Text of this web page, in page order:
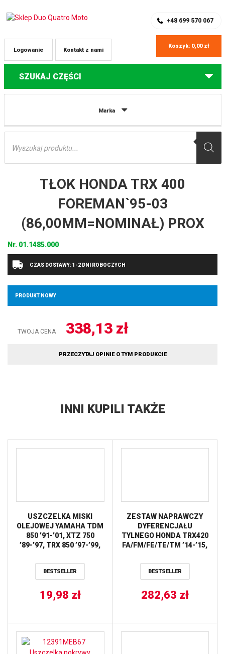
+48 699 570 067
Kontakt z nami
Logowanie
Koszyk: 0,00 zł
SZUKAJ CZĘŚCI
Marka
Wyszukiwarka
Części do quadów Honda
TŁOK HONDA TRX 400
FOREMAN`95-03
(86,00MM=NOMINAŁ) PROX
Nr. 01.1485.000
CZAS DOSTAWY: 1-2 DNI ROBOCZYCH
PRODUKT NOWY
TWOJA CENA 338,13 zł
PRZECZYTAJ OPINIE O TYM PRODUKCIE
INNI KUPILI TAKŻE
USZCZELKA MISKI
OLEJOWEJ YAMAHA TDM
850 ’91-’01, XTZ 750
’89-’97, TRX 850 ’97-’99,
BESTSELLER
19,98 zł
ZESTAW NAPRAWCZY
DYFERENCJAŁU
TYLNEGO HONDA TRX420
FA/FM/FE/TE/TM ’14-’15,
’12-’15 ALL BALLS
BESTSELLER
282,63 zł